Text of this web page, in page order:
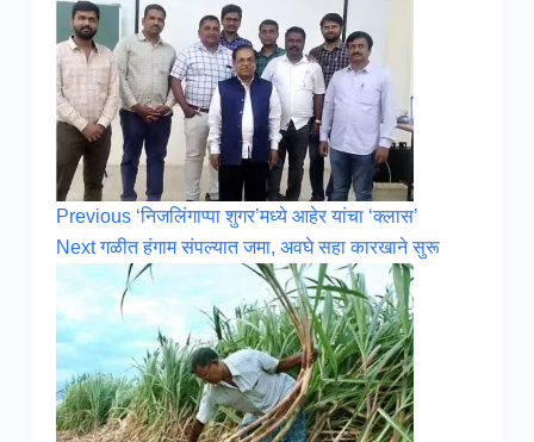
Previous ‘निजलिंगाप्पा शुगर’मध्ये आहेर यांचा ‘क्लास’
Nextगळीत हंगाम संपल्यात जमा, अवघे सहा कारखाने सुरू